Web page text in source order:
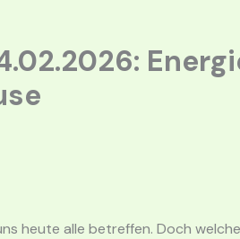
heute alle betreffen. Doch